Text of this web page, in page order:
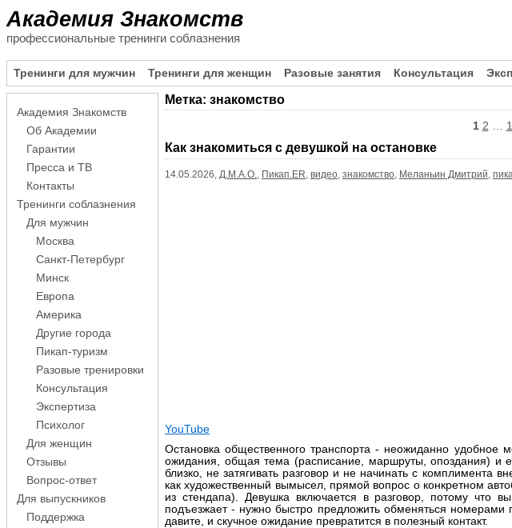
Академия Знакомств
профессиональные тренинги соблазнения
Тренинги для мужчин Тренинги для женщин Разовые занятия Консультация
Метка: знакомство
записей
1 2 …
Как знакомиться с девушкой на остановке
14.05.2026, Д.М.А.О. Пикап.ER видео знакомство Меланьин Дмитрий
YouTube
Остановка общественного транспорта - неожиданно удобное
ожидания, общая тема (расписание, маршруты, опоздания) и
близко, не затягивать разговор и не начинать с комплимента
как художественный вымысел, прямой вопрос о конкретном
из стендапа). Девушка включается в разговор, потому что
подъезжает - нужно быстро предложить обменяться
давите, и скучное ожидание превратится в полезный контакт.
Академия Знакомств
Об Академии
Гарантии
Пресса и ТВ
Контакты
Тренинги соблазнения
Для мужчин
Москва
Санкт-Петербург
Минск
Европа
Америка
Другие города
Пикап-туризм
Разовые тренировки
Консультация
Экспертиза
Психолог
Для женщин
Отзывы
Вопрос-ответ
Для выпускников
Поддержка